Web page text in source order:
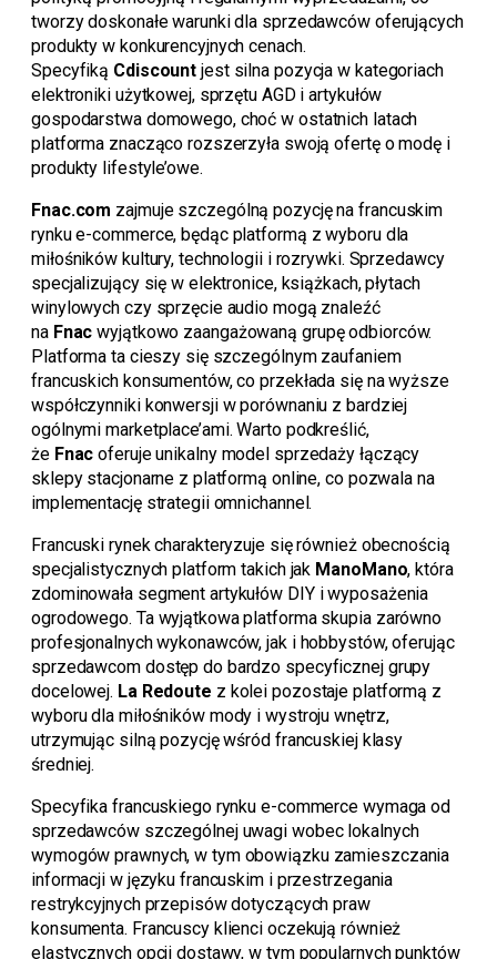
tworzy doskonałe warunki dla sprzedawców oferujących
produkty w konkurencyjnych cenach.
Specyfiką Cdiscount jest silna pozycja w kategoriach
elektroniki użytkowej, sprzętu AGD i artykułów
gospodarstwa domowego, choć w ostatnich latach
platforma znacząco rozszerzyła swoją ofertę o modę i
produkty lifestyle’owe.
Fnac.com zajmuje szczególną pozycję na francuskim
rynku e-commerce, będąc platformą z wyboru dla
miłośników kultury, technologii i rozrywki. Sprzedawcy
specjalizujący się w elektronice, książkach, płytach
winylowych czy sprzęcie audio mogą znaleźć
na Fnac wyjątkowo zaangażowaną grupę odbiorców.
Platforma ta cieszy się szczególnym zaufaniem
francuskich konsumentów, co przekłada się na wyższe
współczynniki konwersji w porównaniu z bardziej
ogólnymi marketplace’ami. Warto podkreślić,
że Fnac oferuje unikalny model sprzedaży łączący
sklepy stacjonarne z platformą online, co pozwala na
implementację strategii omnichannel.
Francuski rynek charakteryzuje się również obecnością
specjalistycznych platform takich jak ManoMano, która
zdominowała segment artykułów DIY i wyposażenia
ogrodowego. Ta wyjątkowa platforma skupia zarówno
profesjonalnych wykonawców, jak i hobbystów, oferując
sprzedawcom dostęp do bardzo specyficznej grupy
docelowej. La Redoute z kolei pozostaje platformą z
wyboru dla miłośników mody i wystroju wnętrz,
utrzymując silną pozycję wśród francuskiej klasy
średniej.
Specyfika francuskiego rynku e-commerce wymaga od
sprzedawców szczególnej uwagi wobec lokalnych
wymogów prawnych, w tym obowiązku zamieszczania
informacji w języku francuskim i przestrzegania
restrykcyjnych przepisów dotyczących praw
konsumenta. Francuscy klienci oczekują również
elastycznych opcji dostawy, w tym popularnych punktów